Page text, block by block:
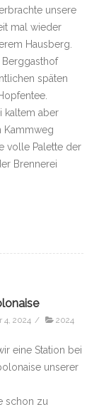
unsere
mal wieder
Hausberg.
späten
kaltem aber
Kammweg
volle Palette der
Brennerei
4, 2024 / 2024
eine Station bei
unserer
schon zu